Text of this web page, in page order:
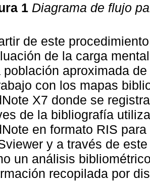
1 Diagrama de flujo
de este
de la carga
población aproximada
con los mapas
X7 donde se
de la bibliografía
en formato RIS
y a través de
un análisis
recopilada por